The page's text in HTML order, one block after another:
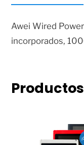
Awei Wired
incorporados,